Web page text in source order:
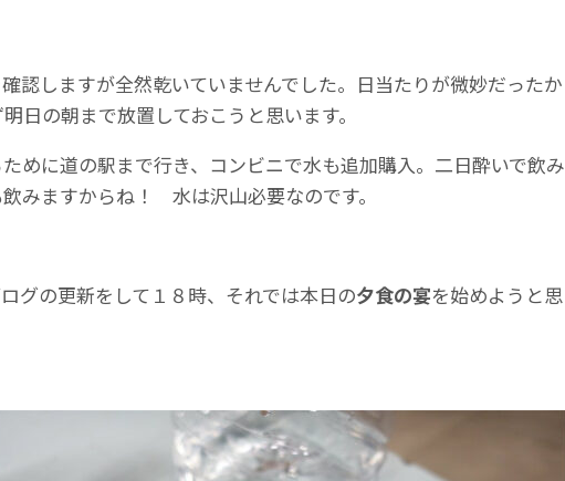
認しますが全然乾いていませんでした。日当たりが微妙だったか
日の朝まで放置しておこうと思います。
めに道の駅まで行き、コンビニで水も追加購入。二日酔いで飲み
みますからね！ 水は沢山必要なのです。
グの更新をして１８時、それでは本日の夕食の宴を始めようと思